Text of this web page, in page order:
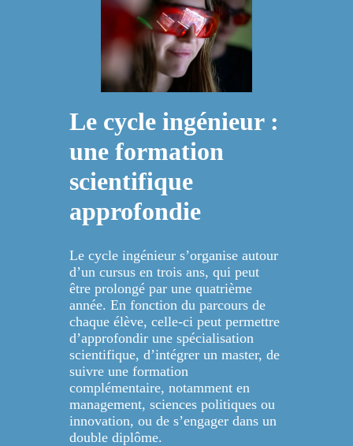
Le cycle ingénieur :
une formation
scientifique
approfondie
Le cycle ingénieur s’organise autour
d’un cursus en trois ans, qui peut
être prolongé par une quatrième
année. En fonction du parcours de
chaque élève, celle-ci peut permettre
d’approfondir une spécialisation
scientifique, d’intégrer un master, de
suivre une formation
complémentaire, notamment en
management, sciences politiques ou
innovation, ou de s’engager dans un
double diplôme.